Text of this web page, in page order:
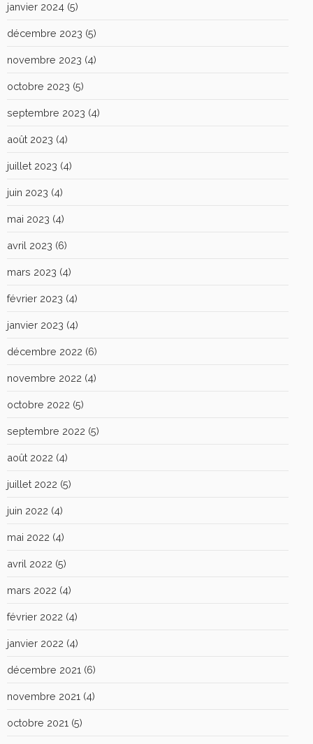
janvier 2024 (5)
décembre 2023 (5)
novembre 2023 (4)
octobre 2023 (5)
septembre 2023 (4)
août 2023 (4)
juillet 2023 (4)
juin 2023 (4)
mai 2023 (4)
avril 2023 (6)
mars 2023 (4)
février 2023 (4)
janvier 2023 (4)
décembre 2022 (6)
novembre 2022 (4)
octobre 2022 (5)
septembre 2022 (5)
août 2022 (4)
juillet 2022 (5)
juin 2022 (4)
mai 2022 (4)
avril 2022 (5)
mars 2022 (4)
février 2022 (4)
janvier 2022 (4)
décembre 2021 (6)
novembre 2021 (4)
octobre 2021 (5)